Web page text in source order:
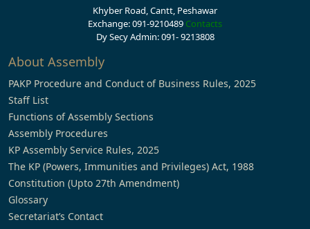
Khyber Road, Cantt, Peshawar
Exchange: 091-9210489 Contacts
Dy Secy Admin: 091- 9213808
About Assembly
PAKP Procedure and Conduct of Business Rules, 2025
Staff List
Functions of Assembly Sections
Assembly Procedures
KP Assembly Service Rules, 2025
The KP (Powers, Immunities and Privileges) Act, 1988
Constitution (Upto 27th Amendment)
Glossary
Secretariat’s Contact